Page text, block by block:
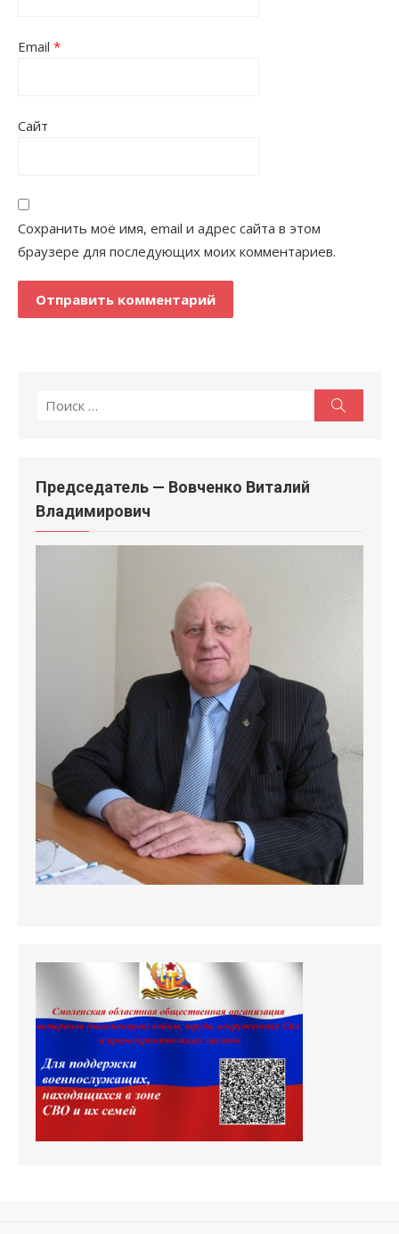
Email *
Сайт
Сохранить моё имя, email и адрес сайта в этом
браузере для последующих моих комментариев.
Поиск
Председатель — Вовченко Виталий
Владимирович